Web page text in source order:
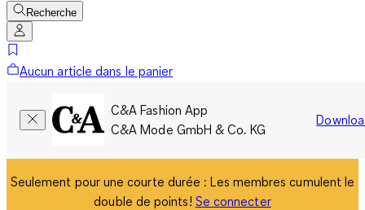
Recherche
Aucun article dans le panier
C&A Fashion App
C&A Mode GmbH & Co. KG
Seulement pour une courte durée : Les membres cumulent le
double de points! Se connecter